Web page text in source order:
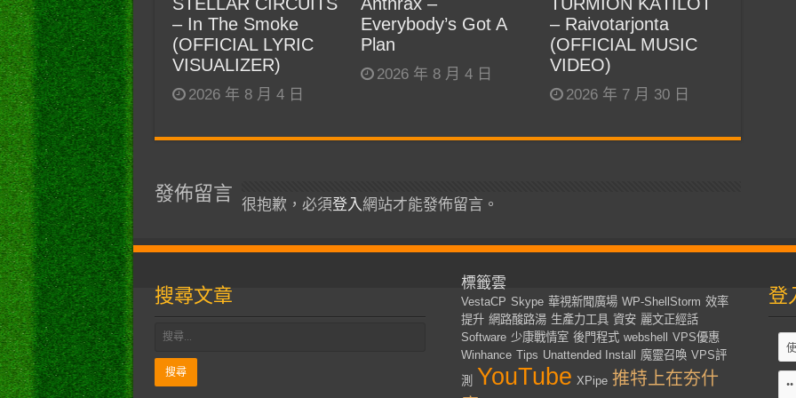
– In The Smoke
(OFFICIAL LYRIC
VISUALIZER)
2026 年 8 月 4 日
Everybody’s Got A
Plan
2026 年 8 月 4 日
– Raivotarjonta
(OFFICIAL MUSIC
VIDEO)
2026 年 7 月 30 日
發佈留言
很抱歉，必須登入網站才能發佈留言。
搜尋文章
標籤雲
VestaCP Skype 華視新聞廣場 WP-ShellStorm 效率
提升 網路酸路湯 生產力工具 資安 麗文正經話
Software 少康戰情室 後門程式 webshell
VPS優惠
Winhance Tips Unattended Install 魔靈召喚 VPS評
測 YouTube XPipe 推特上在夯什
登